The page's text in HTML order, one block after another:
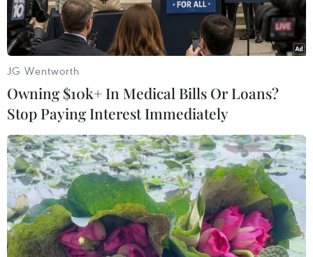
JG Wentworth
Owning $10k+ In Medical Bills Or Loans?
Stop Paying Interest Immediately